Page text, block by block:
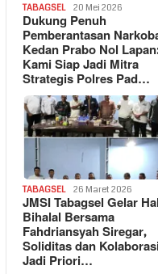
TABAGSEL 20 Mei 2026
Dukung Penuh
Pemberantasan
Kedan Prabo Nol
Kami Siap Jadi Mitra
Strategis Polres Pad…
TABAGSEL 26 Maret 2026
JMSI Tabagsel Gelar
Bihalal Bersama
Fahdriansyah Siregar,
Soliditas dan
Jadi Priori…